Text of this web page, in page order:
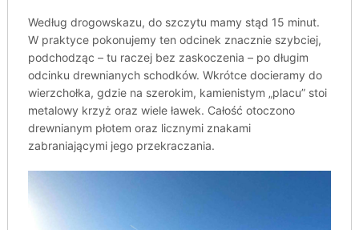
Według drogowskazu, do szczytu mamy stąd 15 minut.
W praktyce pokonujemy ten odcinek znacznie szybciej,
podchodząc – tu raczej bez zaskoczenia – po długim
odcinku drewnianych schodków. Wkrótce docieramy do
wierzchołka, gdzie na szerokim, kamienistym „placu” stoi
metalowy krzyż oraz wiele ławek. Całość otoczono
drewnianym płotem oraz licznymi znakami
zabraniającymi jego przekraczania.